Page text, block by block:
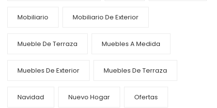
Mobiliario Mobiliario De Exterior
Mueble De Terraza Muebles A Medida
Muebles De Exterior Muebles De Terraza
Navidad Nuevo Hogar Ofertas